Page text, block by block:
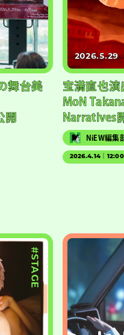
舞台美
開
2026.5.29
宝満直也演
MoN
Narratives
NiEW編集
2026.4.14｜12:00
#STAGE